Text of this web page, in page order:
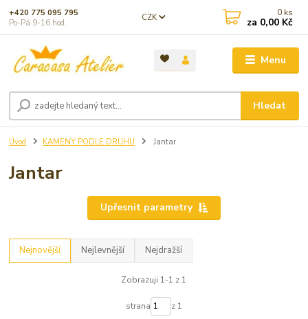
Menu
CZK
Hledat
+420 775 095 795
Po-Pá 9-16 hod.
0 ks
za 0,00 Kč
Úvod KAMENY PODLE DRUHU Jantar
Jantar
Upřesnit parametry
Nejnovější Nejlevnější Nejdražší
Zobrazuji 1-1 z 1
strana z 1